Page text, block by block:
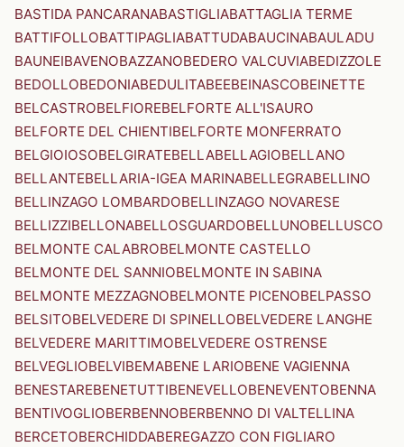
BASTIDA PANCARANABASTIGLIABATTAGLIA TERME
BATTIFOLLOBATTIPAGLIABATTUDABAUCINABAULADU
BAUNEIBAVENOBAZZANOBEDERO VALCUVIABEDIZZOLE
BEDOLLOBEDONIABEDULITABEEBEINASCOBEINETTE
BELCASTROBELFIOREBELFORTE ALL'ISAURO
BELFORTE DEL CHIENTIBELFORTE MONFERRATO
BELGIOIOSOBELGIRATEBELLABELLAGIOBELLANO
BELLANTEBELLARIA-IGEA MARINABELLEGRABELLINO
BELLINZAGO LOMBARDOBELLINZAGO NOVARESE
BELLIZZIBELLONABELLOSGUARDOBELLUNOBELLUSCO
BELMONTE CALABROBELMONTE CASTELLO
BELMONTE DEL SANNIOBELMONTE IN SABINA
BELMONTE MEZZAGNOBELMONTE PICENOBELPASSO
BELSITOBELVEDERE DI SPINELLOBELVEDERE LANGHE
BELVEDERE MARITTIMOBELVEDERE OSTRENSE
BELVEGLIOBELVIBEMABENE LARIOBENE VAGIENNA
BENESTAREBENETUTTIBENEVELLOBENEVENTOBENNA
BENTIVOGLIOBERBENNOBERBENNO DI VALTELLINA
BERCETOBERCHIDDABEREGAZZO CON FIGLIARO